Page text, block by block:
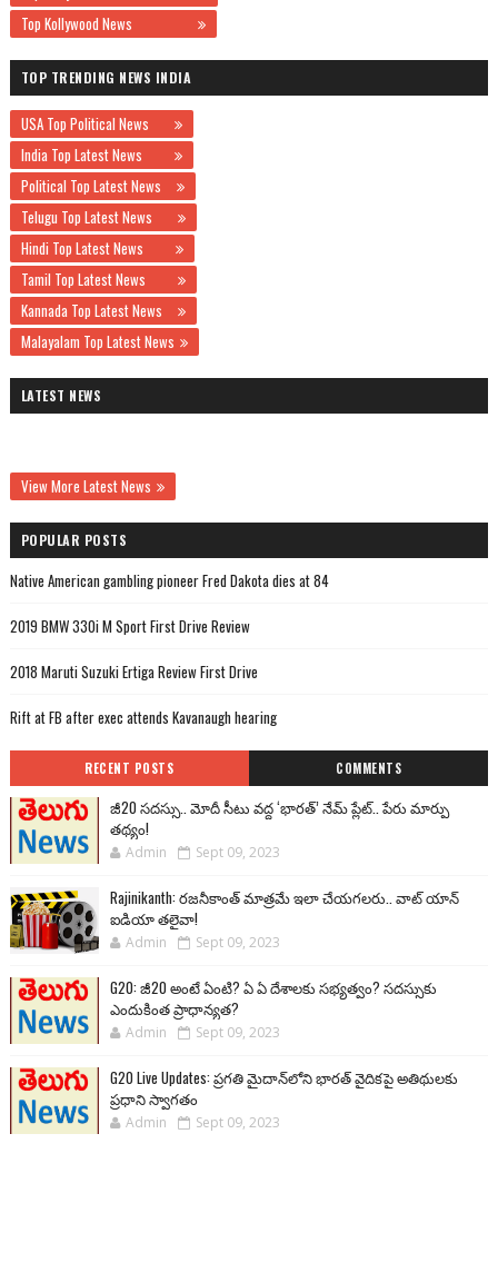
Top Kollywood News
TOP TRENDING NEWS INDIA
USA Top Political News
India Top Latest News
Political Top Latest News
Telugu Top Latest News
Hindi Top Latest News
Tamil Top Latest News
Kannada Top Latest News
Malayalam Top Latest News
LATEST NEWS
View More Latest News
POPULAR POSTS
Native American gambling pioneer Fred Dakota dies at 84
2019 BMW 330i M Sport First Drive Review
2018 Maruti Suzuki Ertiga Review First Drive
Rift at FB after exec attends Kavanaugh hearing
RECENT POSTS COMMENTS
జీ20 సదస్సు.. మోదీ సీటు వద్ద ‘భారత్’ నేమ్ ప్లేట్‌.. పేరు మార్పు
తథ్యం!
Admin Sept 09, 2023
Rajinikanth: రజనీకాంత్ మాత్రమే ఇలా చేయగలరు.. వాట్ యాన్
ఐడియా తలైవా!
Admin Sept 09, 2023
G20: జీ20 అంటే ఏంటి? ఏ ఏ దేశాలకు సభ్యత్వం? సదస్సుకు
ఎందుకింత ప్రాధాన్యత?
Admin Sept 09, 2023
G20 Live Updates: ప్రగతి మైదాన్‌లోని భారత్ వైదికపై అతిథులకు
ప్రధాని స్వాగతం
Admin Sept 09, 2023